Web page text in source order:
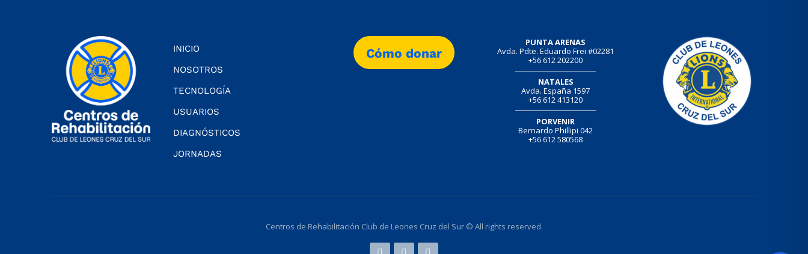
INICIO
NOSOTROS
TECNOLOGÍA
USUARIOS
DIAGNÓSTICOS
JORNADAS
Cómo donar
PUNTA ARENAS
Avda. Pdte. Eduardo Frei #02281
+56 612 202200
NATALES
Avda. España 1597
+56 612 413120
PORVENIR
Bernardo Phillipi 042
+56 612 580568
Centros de Rehabilitación Club de Leones Cruz del Sur © All rights reserved.